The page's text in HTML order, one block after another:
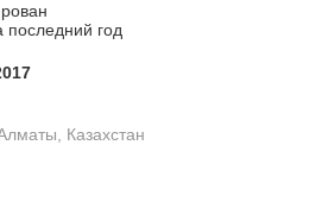
последний год
Казахстан